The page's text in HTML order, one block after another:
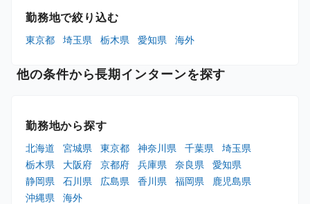
勤務地で絞り込む
東京都 埼玉県 栃木県 愛知県 海外
他の条件から長期インターンを探す
勤務地から探す
北海道 宮城県 東京都 神奈川県 千葉県
埼玉県
栃木県
大阪府 京都府 兵庫県 奈良県
愛知県
静岡県
石川県 広島県 香川県 福岡県
鹿児島県
沖縄県
海外